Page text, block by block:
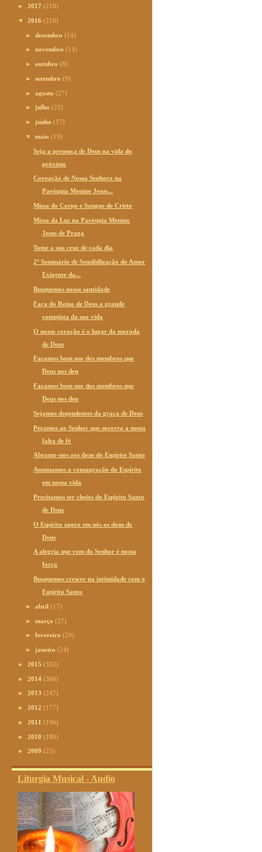
► 2017 (218)
▼ 2016 (218)
►dezembro(14)
►novembro(14)
►outubro(8)
►setembro(9)
►agosto(27)
► julho(22)
► junho(17)
▼maio(19)
Seja a presença de Deus na vida do
próximo
Coroação de Nossa Senhora na
Paróquia Menino Jesus...
Missa do Corpo e Sangue de Cristo
Missa da Luz na Paróquia Menino
Jesus de Praga
Tome a sua cruz de cada dia
2º Seminário de Sensibilização do Amor
Exigente da...
Busquemos nossa santidade
Faça do Reino de Deus a grande
conquista da sua vida
O nosso coração é o lugar da morada
de Deus
Façamos bom uso dos membros que
Deus nos deu
Façamos bom uso dos membros que
Deus nos deu
Sejamos dependentes da graça de Deus
Peçamos ao Senhor que socorra a nossa
falta de fé
Abramo-nos aos dons do Espírito Santo
Assumamos a consagração do Espírito
em nossa vida
Precisamos ser cheios do Espírito Santo
de Deus
O Espírito opera em nós os dons de
Deus
A alegria que vem do Senhor é nossa
força
Busquemos crescer na intimidade com o
Espírito Santo
►abril(17)
►março(27)
►fevereiro(20)
► janeiro(24)
► 2015 (352)
► 2014 (366)
► 2013 (247)
► 2012 (177)
► 2011 (196)
► 2010 (180)
► 2009 (25)
Liturgia Musical - Audio